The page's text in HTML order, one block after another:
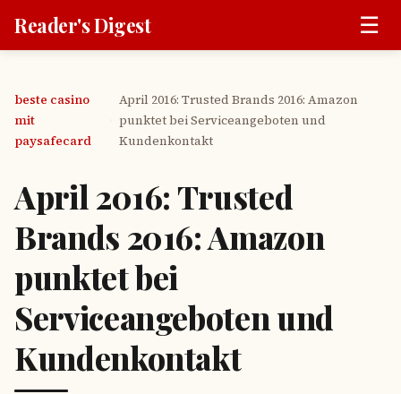
Reader's Digest ☰
beste casino
mit
paysafecard
April 2016: Trusted Brands 2016: Amazon
punktet bei Serviceangeboten und
Kundenkontakt
April 2016: Trusted
Brands 2016: Amazon
punktet bei
Serviceangeboten und
Kundenkontakt